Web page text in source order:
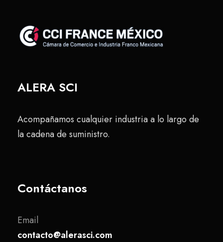
ALERA SCI
Acompañamos cualquier industria a lo largo de
la cadena de suministro.
Contáctanos
Email
contacto@alerasci.com